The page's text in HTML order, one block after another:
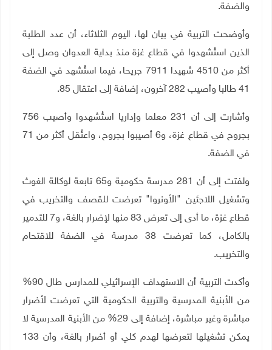
والضفة.
وأوضحت التربية في بيان لها، اليوم الثلاثاء، أن عدد الطلبة
الذين استُشهدوا في قطاع غزة منذ بداية العدوان وصل إلى
أكثر من 4510 شهيدا 7911 جريحا، فيما استُشهد في الضفة
41 طالبا وأصيب 282 آخرون، إضافة إلى اعتقال 85
.
وأشارت إلى أن 231 معلما وإداريا استُشهدوا وأصيب 756
بجروح في قطاع غزة، و6 أصيبوا بجروح، واعتُقل أكثر من 71
في الضفة.
ولفتت إلى أن 281 مدرسة حكومية و65 تابعة لوكالة الغوث
وتشغيل اللاجئين "الأونروا" تعرضت للقصف والتخريب في
قطاع غزة، ما أدى إلى تعرض 83 منها لإضرار بالغة، و7 للتدمير
بالكامل، كما تعرضت 38 مدرسة في الضفة للاقتحام
والتخريب.
وأكدت التربية أن الاستهداف الإسرائيلي للمدارس طال 90%
من الأبنية المدرسية والتربية الحكومية التي تعرضت لأضرار
مباشرة وغير مباشرة، إضافة إلى 29% من الأبنية المدرسية لا
يمكن تشغيلها لتعرضها لهدم كلي أو أضرار بالغة، وأن 133